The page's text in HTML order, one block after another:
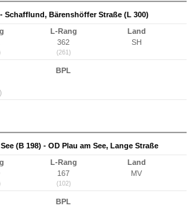
Schafflund, Bärenshöffer Straße (L 300)
L-Rang
362
(261)
Land
SH
BPL
(B 198) - OD Plau am See, Lange Straße
L-Rang
167
(102)
Land
MV
BPL